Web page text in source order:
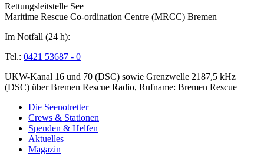
Rettungsleitstelle See
Maritime Rescue Co-ordination Centre (MRCC) Bremen
Im Notfall (24 h):
Tel.: 0421 53687 - 0
UKW-Kanal 16 und 70 (DSC) sowie Grenzwelle 2187,5 kHz
(DSC) über Bremen Rescue Radio, Rufname: Bremen Rescue
Die Seenotretter
Crews & Stationen
Spenden & Helfen
Aktuelles
Magazin